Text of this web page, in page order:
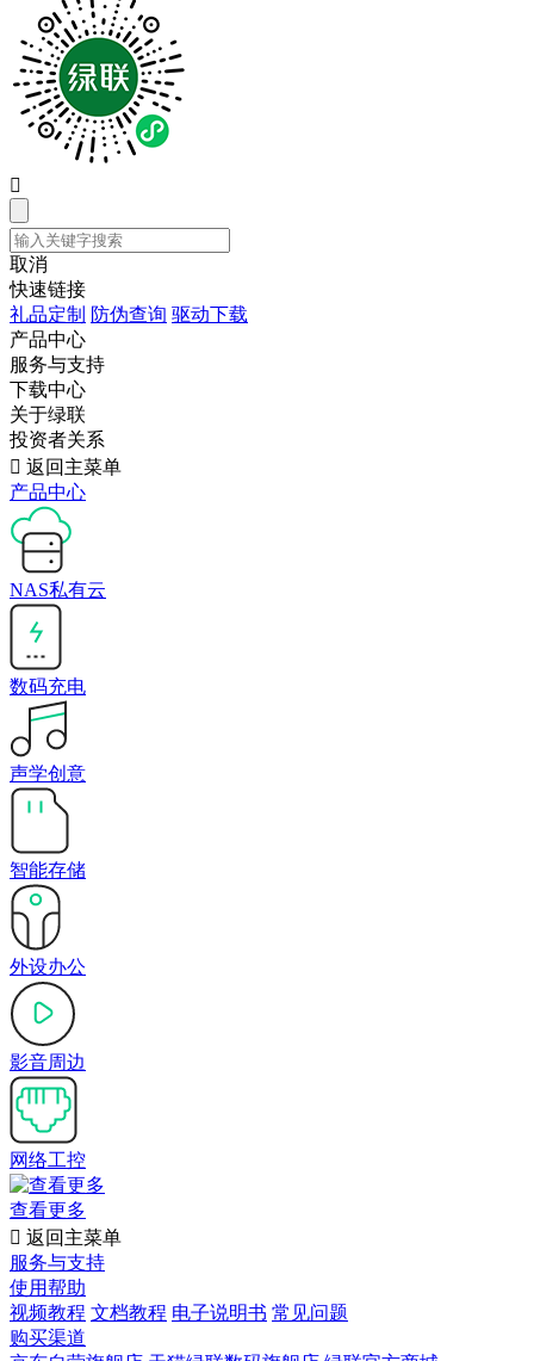

取消
快速链接
礼品定制 防伪查询 驱动下载
产品中心
服务与支持
下载中心
关于绿联
投资者关系
 返回主菜单
产品中心
NAS私有云
数码充电
声学创意
智能存储
外设办公
影音周边
网络工控
查看更多
 返回主菜单
服务与支持
使用帮助
视频教程 文档教程 电子说明书 常见问题
购买渠道